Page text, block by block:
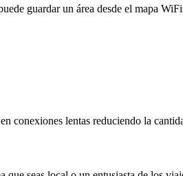
guardar un área desde el mapa
conexiones lentas reduciendo la